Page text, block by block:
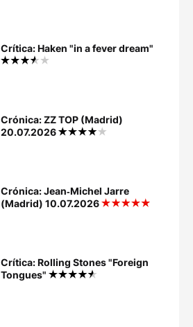
Crítica: Haken "in a fever dream"
Crónica: ZZ TOP (Madrid)
20.07.2026
Crónica: Jean‐Michel Jarre
(Madrid) 10.07.2026
Crítica: Rolling Stones "Foreign
Tongues"